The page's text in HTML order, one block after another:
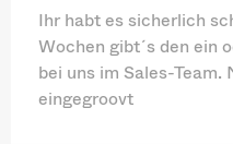
Ihr habt es sicherlich
Wochen gibt´s den ein
bei uns im Sales-
eingegroovt